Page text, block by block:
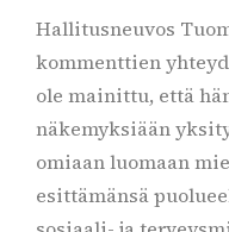
Hallitusneuvos
kommenttien
ole mainittu, että
näkemyksiään
omiaan luomaan
esittämänsä